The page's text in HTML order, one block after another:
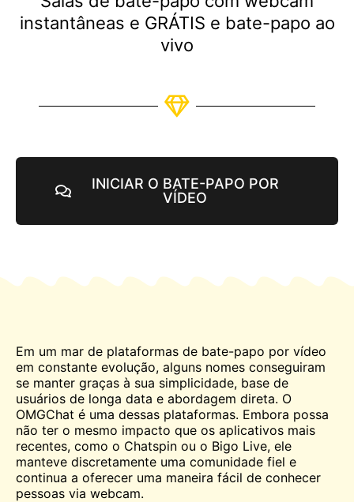
instantâneas e GRÁTIS e bate-papo ao
vivo
INICIAR O BATE-PAPO POR
VÍDEO
Em um mar de plataformas de bate-papo por vídeo
em constante evolução, alguns nomes conseguiram
se manter graças à sua simplicidade, base de
usuários de longa data e abordagem direta. O
OMGChat é uma dessas plataformas. Embora possa
não ter o mesmo impacto que os aplicativos mais
recentes, como o Chatspin ou o Bigo Live, ele
manteve discretamente uma comunidade fiel e
continua a oferecer uma maneira fácil de conhecer
pessoas via webcam.